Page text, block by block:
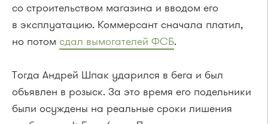
со строительством магазина и вводом его
в эксплуатацию. Коммерсант сначала платил,
но потом сдал вымогателей ФСБ.
Тогда Андрей Шпак ударился в бега и был
объявлен в розыск. За это время его подельники
были осуждены на реальные сроки лишения